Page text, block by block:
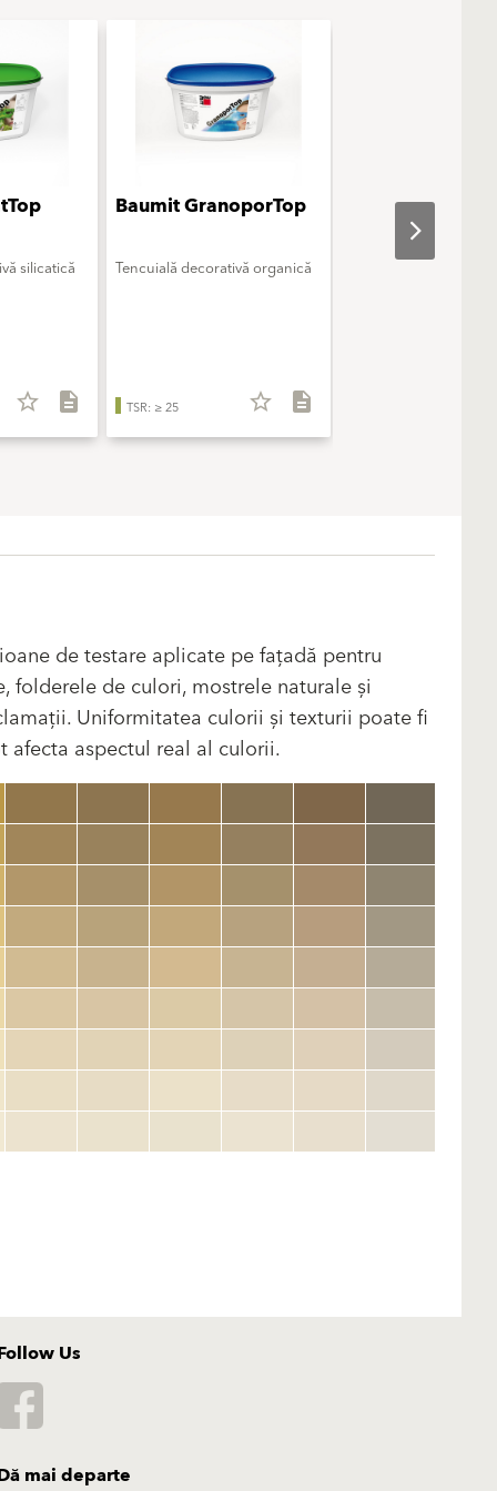
silicatică
star_border description
Baumit GranoporTop
Tencuială decorativă organică
TSR: ≥ 25 star_border description
Baumit
de testare aplicate pe fațadă pentru
folderele de culori, mostrele naturale și
Uniformitatea culorii și texturii poate fi
afecta aspectul real al culorii.
clear
Us
mai departe